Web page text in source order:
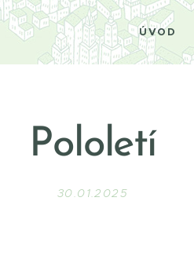
ÚVOD
Pololetí
30.01.2025